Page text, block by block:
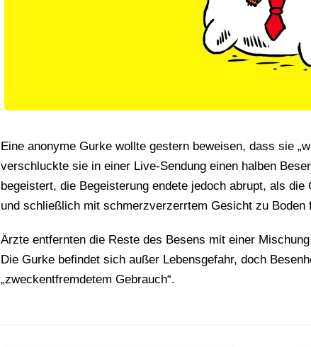
Eine anonyme Gurke wollte gestern beweisen, dass sie
verschluckte sie in einer Live-Sendung einen halben
begeistert, die Begeisterung endete jedoch abrupt, als
und schließlich mit schmerzverzerrtem Gesicht zu Boden
Ärzte entfernten die Reste des Besens mit einer
Die Gurke befindet sich außer Lebensgefahr, doch
„zweckentfremdetem Gebrauch“.